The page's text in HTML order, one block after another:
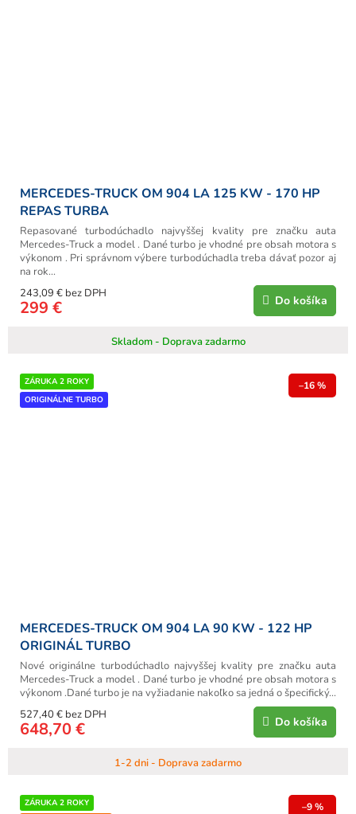
MERCEDES-TRUCK OM 904 LA 125 KW - 170 HP
REPAS TURBA
Skladom - Doprava zadarmo
243,09 € bez DPH
299 € Do košíka
Repasované turbodúchadlo najvyššej kvality pre značku auta
Mercedes-Truck a model . Dané turbo je vhodné pre obsah motora s
výkonom . Pri správnom výbere turbodúchadla treba dávať pozor aj
na rok...
ZÁRUKA 2 ROKY
ORIGINÁLNE TURBO
–16 %
MERCEDES-TRUCK OM 904 LA 90 KW - 122 HP
ORIGINÁL TURBO
1-2 dni - Doprava zadarmo
527,40 € bez DPH
648,70 € Do košíka
Nové originálne turbodúchadlo najvyššej kvality pre značku auta
Mercedes-Truck a model . Dané turbo je vhodné pre obsah motora s
výkonom .Dané turbo je na vyžiadanie nakoľko sa jedná o špecifický...
ZÁRUKA 2 ROKY
–9 %